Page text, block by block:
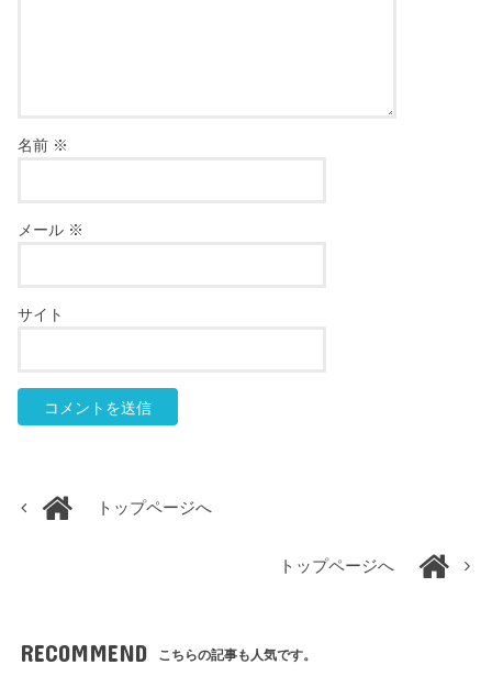
名前 ※
メール ※
サイト
トップページへ
トップページへ
RECOMMEND こちらの記事も人気です。